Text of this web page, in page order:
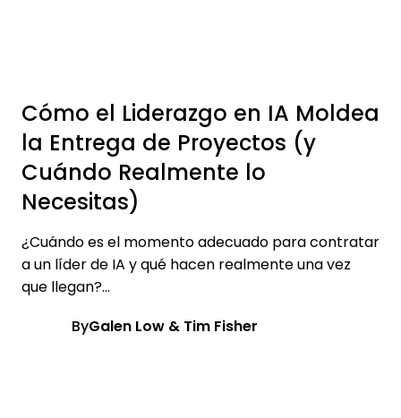
Cómo el Liderazgo en IA Moldea
la Entrega de Proyectos (y
Cuándo Realmente lo
Necesitas)
¿Cuándo es el momento adecuado para contratar
a un líder de IA y qué hacen realmente una vez
que llegan?...
ByGalen Low & Tim Fisher